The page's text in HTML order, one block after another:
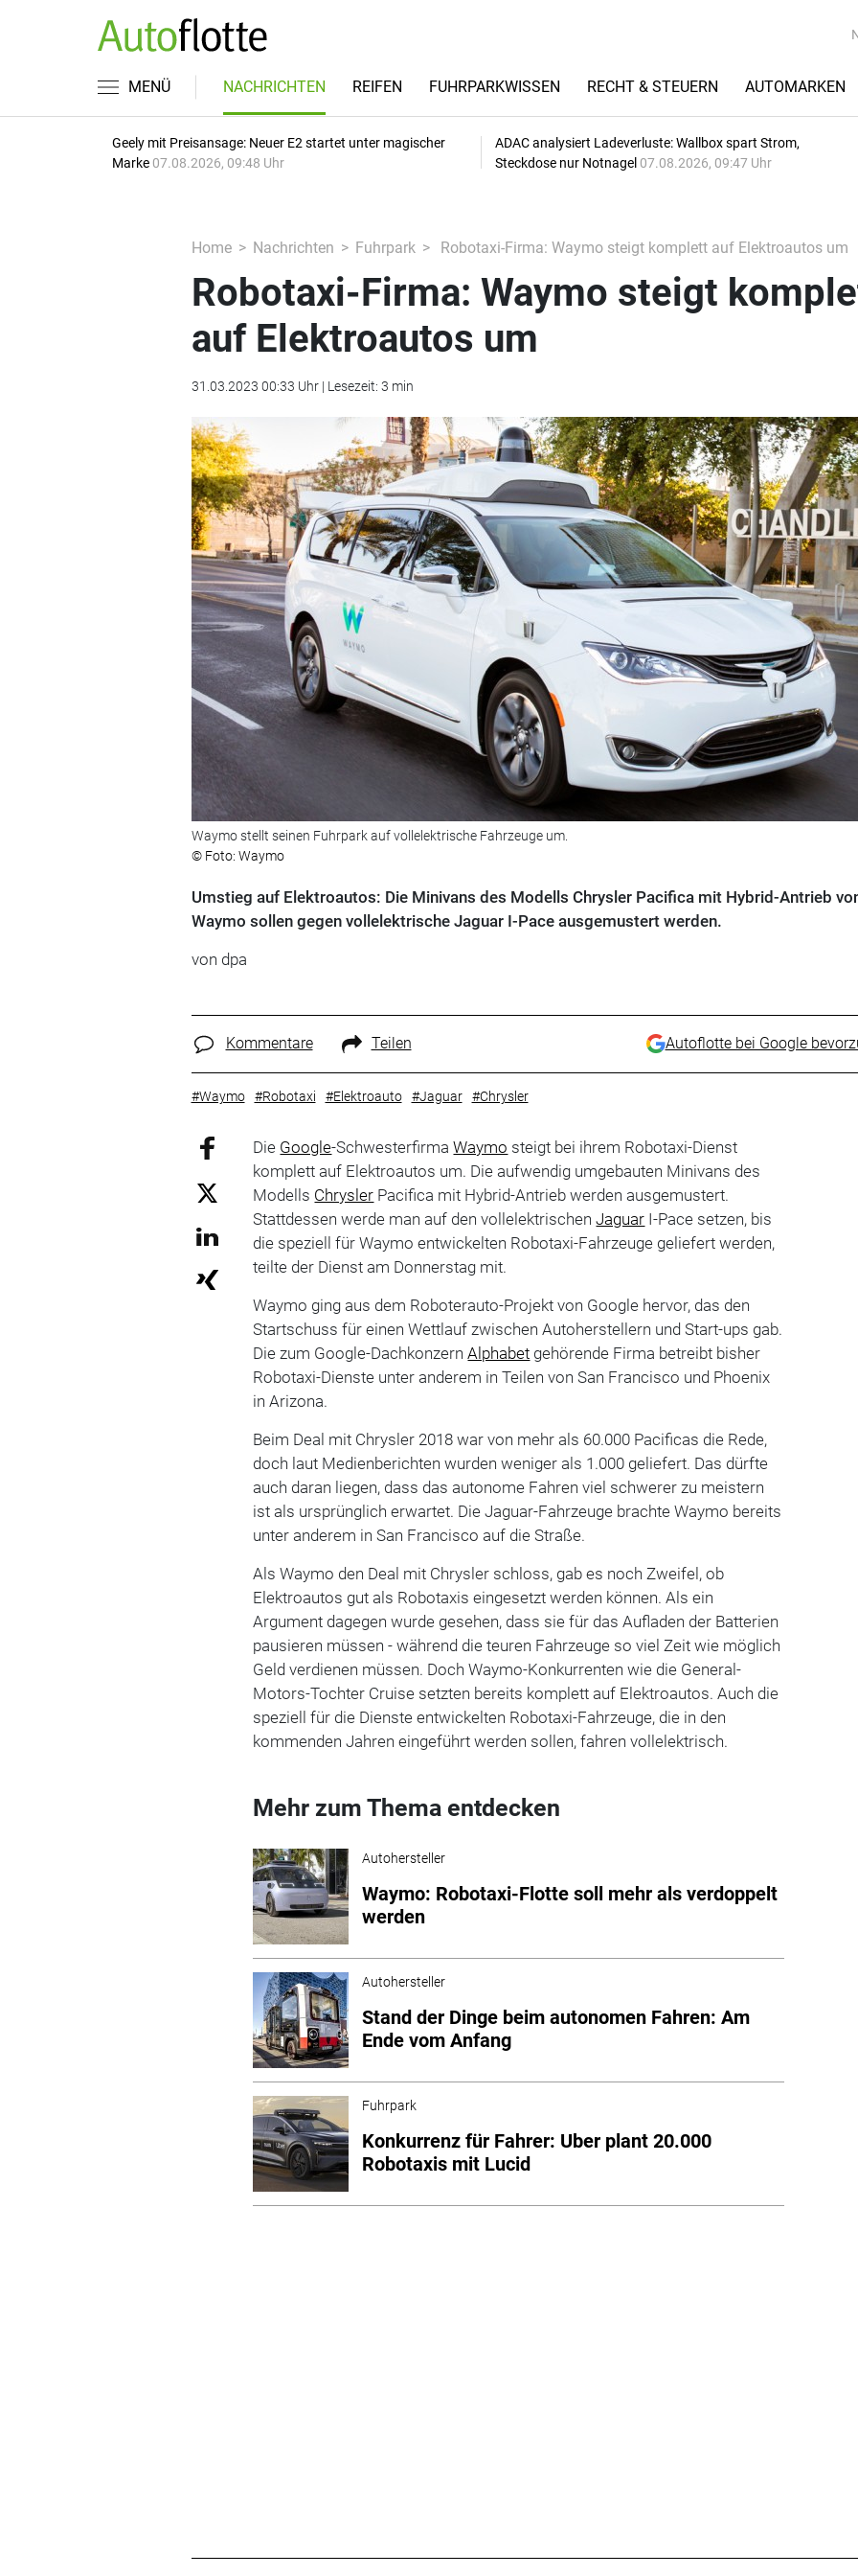
MENÜ NACHRICHTEN REIFEN FUHRPARKWISSEN RECHT & STEUERN AUTOMARKEN
Geely mit Preisansage: Neuer E2 startet unter magischer
Marke 07.08.2026, 09:48 Uhr
ADAC analysiert Ladeverluste: Wallbox spart Strom,
Steckdose nur Notnagel 07.08.2026, 09:47 Uhr
Home Nachrichten Fuhrpark Robotaxi-Firma: Waymo steigt komplett auf Elektroautos um
Robotaxi-Firma: Waymo steigt
auf Elektroautos um
31.03.2023 00:33 Uhr | Lesezeit: 3 min
Waymo stellt seinen Fuhrpark auf vollelektrische Fahrzeuge um.
© Foto: Waymo
Umstieg auf Elektroautos: Die Minivans des Modells Chrysler Pacifica mit Hybrid-Antrieb
Waymo sollen gegen vollelektrische Jaguar I-Pace ausgemustert werden.
von dpa
Kommentare Teilen Autoflotte bei Google
#Waymo #Robotaxi #Elektroauto #Jaguar #Chrysler
Die Google-SchwesterfirmaWaymo steigt bei ihrem Robotaxi-Dienst
komplett auf Elektroautos um. Die aufwendig umgebauten Minivans des
Modells Chrysler Pacifica mit Hybrid-Antrieb werden ausgemustert.
Stattdessen werde man auf den vollelektrischenJaguar I-Pace setzen, bis
die speziell für Waymo entwickelten Robotaxi-Fahrzeuge geliefert werden,
teilte der Dienst am Donnerstag mit.
Waymo ging aus dem Roboterauto-Projekt von Google hervor, das den
Startschuss für einen Wettlauf zwischen Autoherstellern und Start-ups gab.
Die zum Google-DachkonzernAlphabet gehörende Firma betreibt bisher
Robotaxi-Dienste unter anderem in Teilen von San Francisco und Phoenix
in Arizona.
Beim Deal mit Chrysler 2018 war von mehr als 60.000 Pacificas die Rede,
doch laut Medienberichten wurden weniger als 1.000 geliefert. Das dürfte
auch daran liegen, dass das autonome Fahren viel schwerer zu meistern
ist als ursprünglich erwartet. Die Jaguar-Fahrzeuge brachte Waymo bereits
unter anderem in San Francisco auf die Straße.
Als Waymo den Deal mit Chrysler schloss, gab es noch Zweifel, ob
Elektroautos gut als Robotaxis eingesetzt werden können. Als ein
Argument dagegen wurde gesehen, dass sie für das Aufladen der Batterien
pausieren müssen - während die teuren Fahrzeuge so viel Zeit wie möglich
Geld verdienen müssen. Doch Waymo-Konkurrenten wie die General-
Motors-Tochter Cruise setzten bereits komplett auf Elektroautos. Auch die
speziell für die Dienste entwickelten Robotaxi-Fahrzeuge, die in den
kommenden Jahren eingeführt werden sollen, fahren vollelektrisch.
Mehr zum Thema entdecken
Autohersteller
Waymo: Robotaxi-Flotte soll mehr als verdoppelt
werden
Autohersteller
Stand der Dinge beim autonomen Fahren: Am
Ende vom Anfang
Fuhrpark
Konkurrenz für Fahrer: Uber plant 20.000
Robotaxis mit Lucid